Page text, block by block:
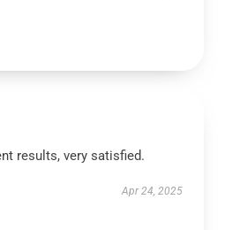
results, very satisfied.
Apr 24, 2025